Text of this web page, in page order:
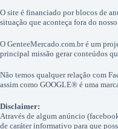
O site é financiado por blocos de
situação que aconteça fora do
O GenteeMercado.com.br é um
principal missão gerar conteúdos
Não temos qualquer relação com
assim como GOOGLE® é uma
Disclaimer:
Através de algum anúncio
de caráter informativo para que